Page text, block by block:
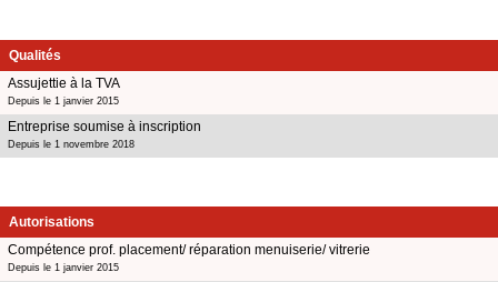
Qualités
Assujettie à la TVA
Depuis le 1 janvier 2015
Entreprise soumise à inscription
Depuis le 1 novembre 2018
Autorisations
Compétence prof. placement/ réparation menuiserie/ vitrerie
Depuis le 1 janvier 2015